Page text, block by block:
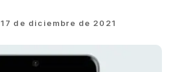
17 de diciembre de 2021